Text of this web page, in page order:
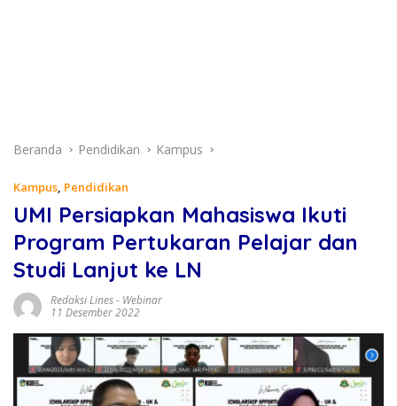
Beranda Pendidikan Kampus
Kampus, Pendidikan
UMI Persiapkan Mahasiswa Ikuti
Program Pertukaran Pelajar dan
Studi Lanjut ke LN
Redaksi Lines- Webinar
11 Desember 2022